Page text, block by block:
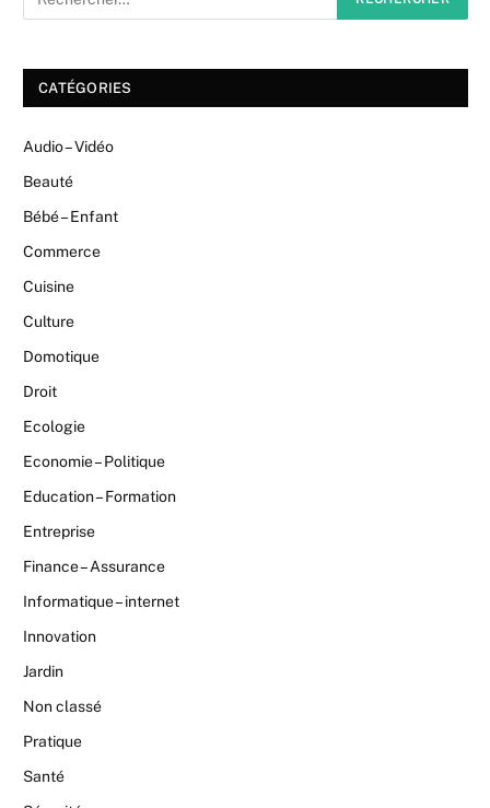
CATÉGORIES
Audio – Vidéo
Beauté
Bébé – Enfant
Commerce
Cuisine
Culture
Domotique
Droit
Ecologie
Economie – Politique
Education – Formation
Entreprise
Finance – Assurance
Informatique – internet
Innovation
Jardin
Non classé
Pratique
Santé